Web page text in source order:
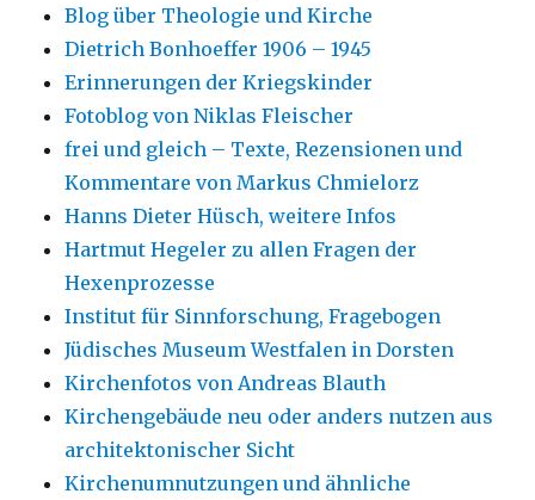
Blog über Theologie und Kirche
Dietrich Bonhoeffer 1906 – 1945
Erinnerungen der Kriegskinder
Fotoblog von Niklas Fleischer
frei und gleich – Texte, Rezensionen und
Kommentare von Markus Chmielorz
Hanns Dieter Hüsch, weitere Infos
Hartmut Hegeler zu allen Fragen der
Hexenprozesse
Institut für Sinnforschung, Fragebogen
Jüdisches Museum Westfalen in Dorsten
Kirchenfotos von Andreas Blauth
Kirchengebäude neu oder anders nutzen aus
architektonischer Sicht
Kirchenumnutzungen und ähnliche